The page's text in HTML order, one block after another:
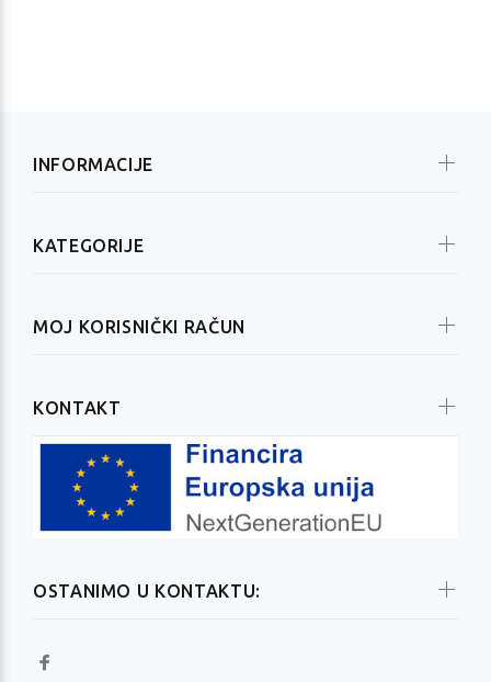
OSTANIMO U KONTAKTU:
INFORMACIJE
KATEGORIJE
MOJ KORISNIČKI RAČUN
KONTAKT